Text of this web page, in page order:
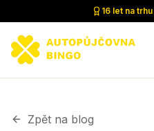
16 let na trhu
Zpět na blog